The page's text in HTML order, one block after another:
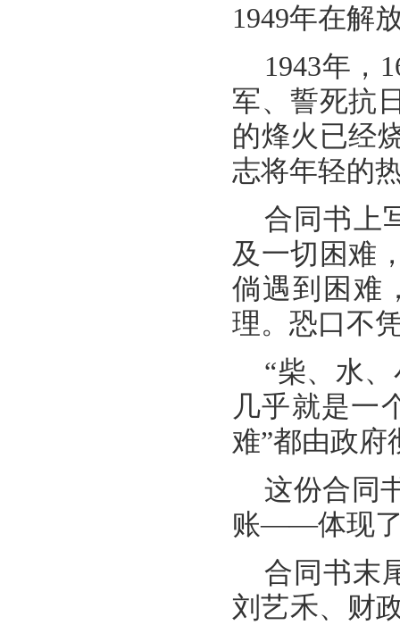
1949年在解
1943年，
军、誓死抗
的烽火已经
志将年轻的
合同书上
及一切困难
倘遇到困难
理。恐口不
“柴、水
几乎就是一
难”都由政府
这份合同
账——体现了
合同书末
刘艺禾、财